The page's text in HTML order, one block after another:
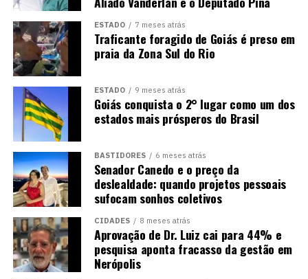
ESTADO 7 meses atrás
Traficante foragido de Goiás é preso em
praia da Zona Sul do Rio
ESTADO 9 meses atrás
Goiás conquista o 2° lugar como um dos
estados mais prósperos do Brasil
BASTIDORES 6 meses atrás
Senador Canedo e o preço da
deslealdade: quando projetos pessoais
sufocam sonhos coletivos
CIDADES 8 meses atrás
Aprovação de Dr. Luiz cai para 44% e
pesquisa aponta fracasso da gestão em
Nerópolis